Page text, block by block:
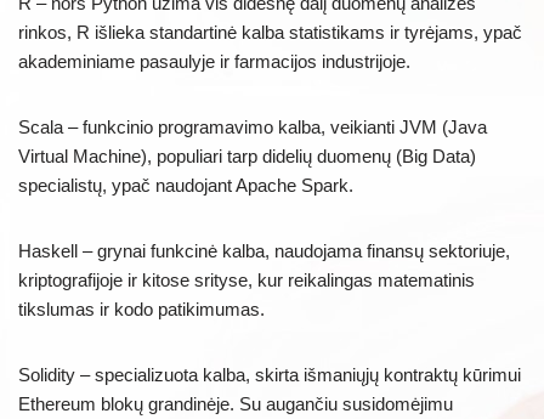
rinkos, R išlieka standartinė kalba statistikams ir tyrėjams, ypač
akademiniame pasaulyje ir farmacijos industrijoje.
Scala – funkcinio programavimo kalba, veikianti JVM (Java
Virtual Machine), populiari tarp didelių duomenų (Big Data)
specialistų, ypač naudojant Apache Spark.
Haskell – grynai funkcinė kalba, naudojama finansų sektoriuje,
kriptografijoje ir kitose srityse, kur reikalingas matematinis
tikslumas ir kodo patikimumas.
Solidity – specializuota kalba, skirta išmaniųjų kontraktų kūrimui
Ethereum blokų grandinėje. Su augančiu susidomėjimu